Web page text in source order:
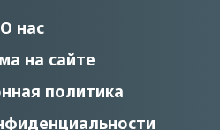
О нас
на сайте
политика